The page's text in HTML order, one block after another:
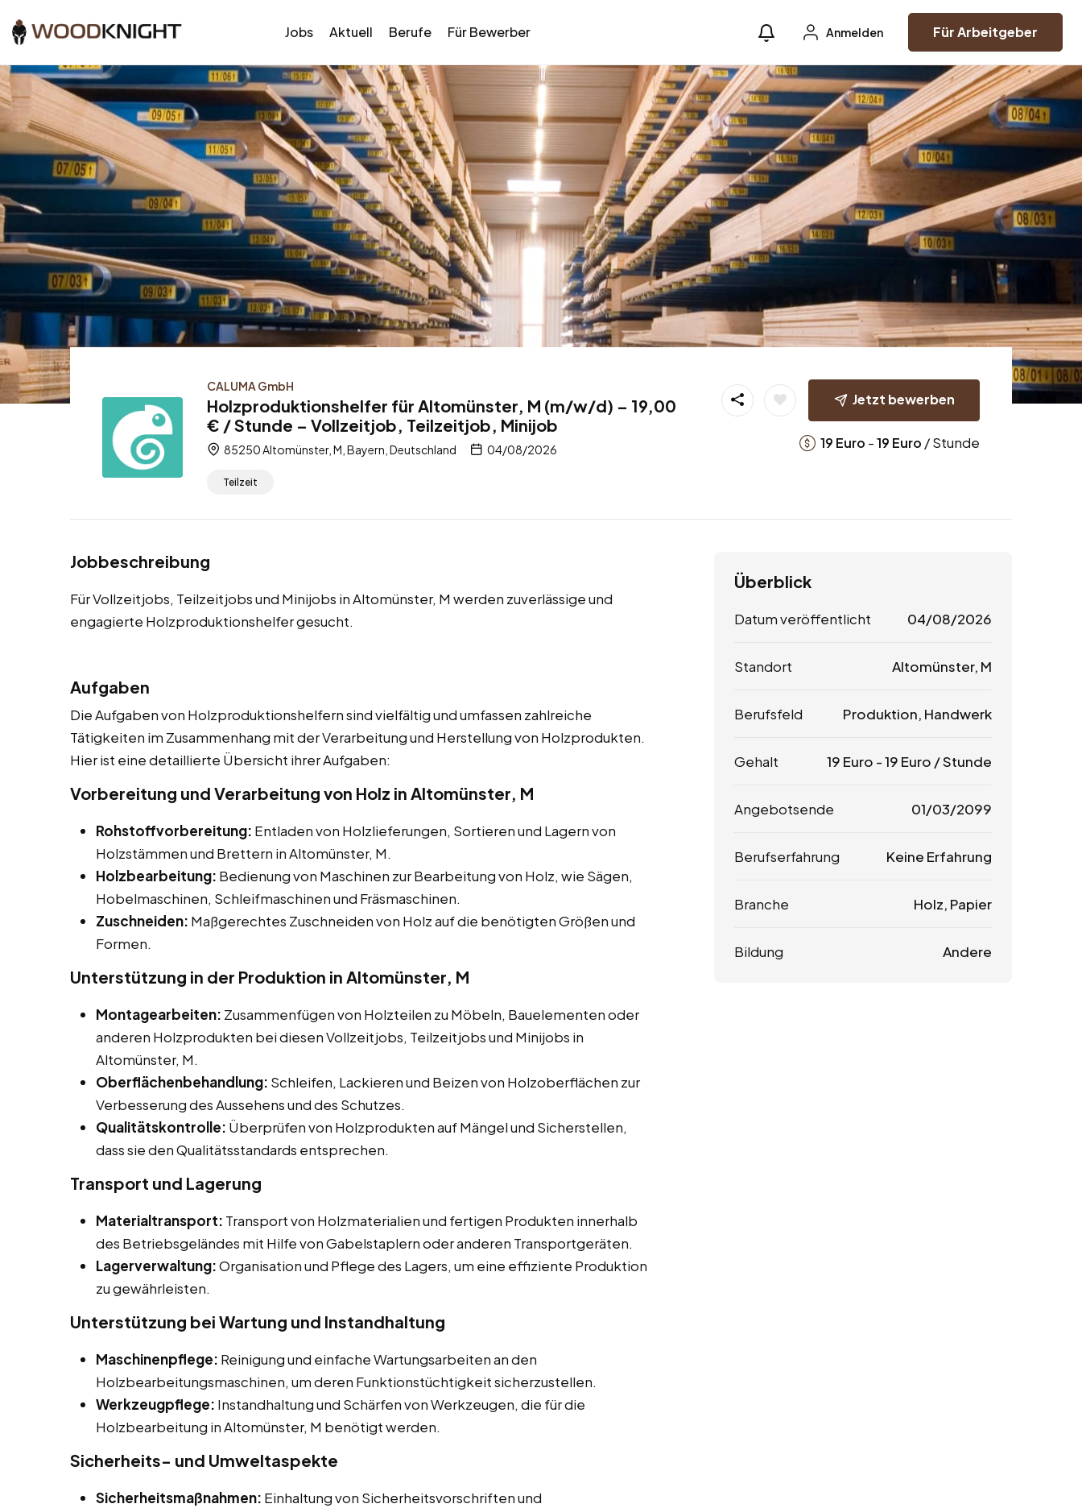
Jobs Aktuell Berufe Für Bewerber Anmelden Für Arbeitgeber
CALUMA GmbH
Holzproduktionshelfer für Altomünster, M (m/w/d) – 19,00
€ / Stunde – Vollzeitjob, Teilzeitjob, Minijob
85250 Altomünster, M, Bayern, Deutschland 04/08/2026
Teilzeit
Jetzt bewerben
19 Euro -19 Euro / Stunde
Jobbeschreibung
Für Vollzeitjobs, Teilzeitjobs und Minijobs in Altomünster, M werden zuverlässige und
engagierte Holzproduktionshelfer gesucht.
Aufgaben
Die Aufgaben von Holzproduktionshelfern sind vielfältig und umfassen zahlreiche
Tätigkeiten im Zusammenhang mit der Verarbeitung und Herstellung von Holzprodukten.
Hier ist eine detaillierte Übersicht ihrer Aufgaben:
Vorbereitung und Verarbeitung von Holz in Altomünster, M
Rohstoffvorbereitung: Entladen von Holzlieferungen, Sortieren und Lagern von
Holzstämmen und Brettern in Altomünster, M.
Holzbearbeitung: Bedienung von Maschinen zur Bearbeitung von Holz, wie Sägen,
Hobelmaschinen, Schleifmaschinen und Fräsmaschinen.
Zuschneiden: Maßgerechtes Zuschneiden von Holz auf die benötigten Größen und
Formen.
Unterstützung in der Produktion in Altomünster, M
Montagearbeiten: Zusammenfügen von Holzteilen zu Möbeln, Bauelementen oder
anderen Holzprodukten bei diesen Vollzeitjobs, Teilzeitjobs und Minijobs in
Altomünster, M.
Oberflächenbehandlung: Schleifen, Lackieren und Beizen von Holzoberflächen zur
Verbesserung des Aussehens und des Schutzes.
Qualitätskontrolle: Überprüfen von Holzprodukten auf Mängel und Sicherstellen,
dass sie den Qualitätsstandards entsprechen.
Transport und Lagerung
Materialtransport: Transport von Holzmaterialien und fertigen Produkten innerhalb
des Betriebsgeländes mit Hilfe von Gabelstaplern oder anderen Transportgeräten.
Lagerverwaltung:Organisation und Pflege des Lagers, um eine effiziente Produktion
zu gewährleisten.
Unterstützung bei Wartung und Instandhaltung
Maschinenpflege: Reinigung und einfache Wartungsarbeiten an den
Holzbearbeitungsmaschinen, um deren Funktionstüchtigkeit sicherzustellen.
Werkzeugpflege: Instandhaltung und Schärfen von Werkzeugen, die für die
Holzbearbeitung in Altomünster, M benötigt werden.
Sicherheits- und Umweltaspekte
Sicherheitsmaßnahmen: Einhaltung von Sicherheitsvorschriften und
Überblick
Datum veröffentlicht 04/08/2026
Standort Altomünster, M
Berufsfeld Produktion, Handwerk
Gehalt 19 Euro -19 Euro / Stunde
Angebotsende 01/03/2099
Berufserfahrung Keine Erfahrung
Branche Holz, Papier
Bildung Andere